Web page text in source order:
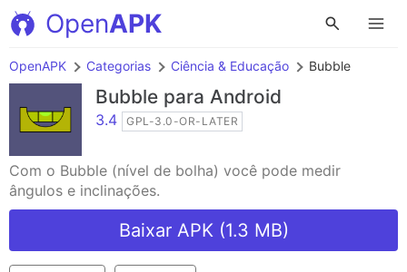
OpenAPK
OpenAPK Categorias Ciência & Educação Bubble
Bubble para Android
3.4 GPL-3.0-OR-LATER
Com o Bubble (nível de bolha) você pode medir
ângulos e inclinações.
Baixar APK (1.3 MB)